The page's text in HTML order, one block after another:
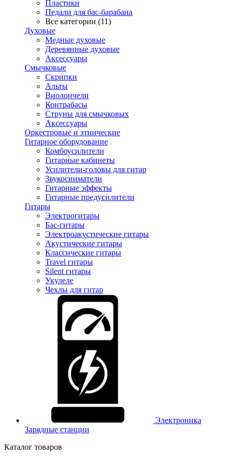
Пластики
Педали для бас-барабана
Все категории (11)
Духовые
Медные духовые
Деревянные духовые
Аксессуары
Смычковые
Скрипки
Альты
Виолончели
Контрабасы
Струны для смычковых
Аксеcсуары
Оркестровые и этнические
Гитарное оборудование
Комбоусилители
Гитарные кабинеты
Усилители-головы для гитар
Звукосниматели
Гитарные эффекты
Гитарные предусилители
Гитары
Электрогитары
Бас-гитары
Электроакустические гитары
Акустические гитары
Классические гитары
Travel гитары
Silent гитары
Укулеле
Чехлы для гитар
Электроника
Зарядные станции
Каталог товаров